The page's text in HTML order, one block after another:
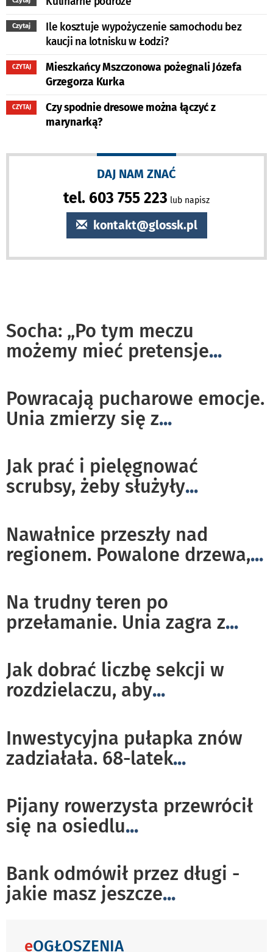
Czytaj
Ile kosztuje wypożyczenie samochodu bez
kaucji na lotnisku w Łodzi?
CZYTAJ
Mieszkańcy Mszczonowa pożegnali Józefa
Grzegorza Kurka
CZYTAJ
Czy spodnie dresowe można łączyć z
marynarką?
DAJ NAM ZNAĆ
tel. 603 755 223 lub napisz
kontakt@glossk.pl
Socha: „Po tym meczu
możemy mieć pretensje...
Powracają pucharowe emocje.
Unia zmierzy się z...
Jak prać i pielęgnować
scrubsy, żeby służyły...
Nawałnice przeszły nad
regionem. Powalone drzewa,...
Na trudny teren po
przełamanie. Unia zagra z...
Jak dobrać liczbę sekcji w
rozdzielaczu, aby...
Inwestycyjna pułapka znów
zadziałała. 68-latek...
Pijany rowerzysta przewrócił
się na osiedlu...
Bank odmówił przez długi -
jakie masz jeszcze...
eOGŁOSZENIA